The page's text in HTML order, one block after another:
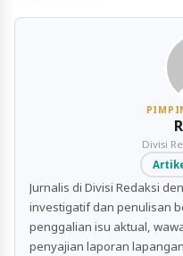
Divisi
Jurnalis di Divisi Redaksi
investigatif dan penulisan
penggalian isu aktual,
penyajian laporan